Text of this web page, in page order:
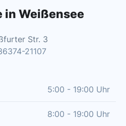
in Weißensee
Str. 3
21107
5:00 - 19:00 Uhr
8:00 - 19:00 Uhr